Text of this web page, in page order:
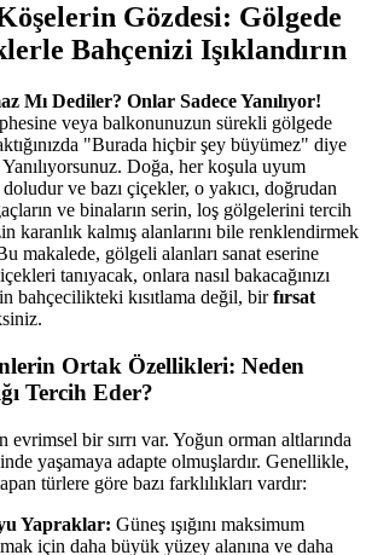
Gözdesi: Gölgede
Bahçenizi Işıklandırın
Mı Dediler? Onlar Sadece Yanılıyor!
veya balkonunuzun sürekli gölgede
"Burada hiçbir şey büyümez" diye
Doğa, her koşula uyum
ve bazı çiçekler, o yakıcı, doğrudan
ve binaların serin, loş gölgelerini tercih
karanlık kalmış alanlarını bile renklendirmek
makalede, gölgeli alanları sanat eserine
tanıyacak, onlara nasıl bakacağınızı
bahçecilikteki kısıtlama değil, birfırsat
Ortak Özellikleri: Neden
Tercih Eder?
bir sırrı var. Yoğun orman altlarında
yaşamaya adapte olmuşlardır. Genellikle,
türlere göre bazı farklılıkları vardır:
Yapraklar: Güneş ışığını maksimum
için daha büyük yüzey alanına ve daha